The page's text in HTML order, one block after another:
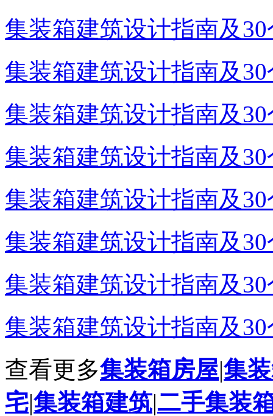
集装箱建筑设计指南及
集装箱建筑设计指南及
集装箱建筑设计指南及
集装箱建筑设计指南及
集装箱建筑设计指南及
集装箱建筑设计指南及
集装箱建筑设计指南及
集装箱建筑设计指南及
查看更多集装箱房屋|集
宅|集装箱建筑|二手集装